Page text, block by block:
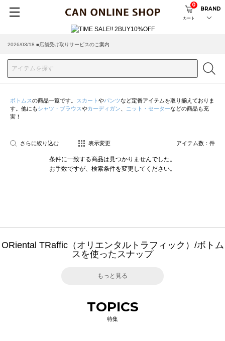
カート
0
BRAND
2026/03/18 ■店舗受け取りサービスのご案内
ボトムスの商品一覧です。 スカート やパンツなど定番アイテムを取り揃えておりま
す。他にもシャツ・ブラウスやカーディガン ニット・セーターなどの商品も充
実！
さらに絞り込む 表示変更 アイテム数： 件
条件に一致する商品は見つかりませんでした。
お手数ですが、検索条件を変更してください。
ORiental TRaffic（オリエンタルトラフィック）/ボトム
スを使ったスナップ
もっと見る
TOPICS
特集